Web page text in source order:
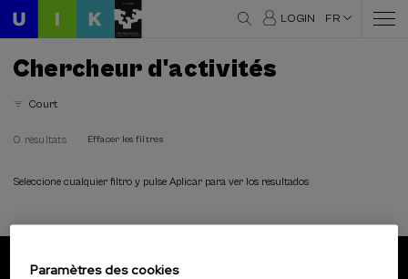
LOGIN FR
Chercheur d'activités
Court
0 résultats Effacer les filtres
Seleccione cualquier filtro y pulse Aplicar para ver los resultados
Paramètres des cookies